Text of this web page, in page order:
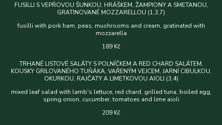
FUSILLI S VEPŘOVOU ŠUNKOU, HRÁŠKEM, ŽAMPIONY A SMETANOU,
GRATINOVANÉ MOZZARELLOU (1,3,7)
fusilli with pork ham, peas, mushrooms and cream, gratinated with
mozzarella
189 Kč
TRHANÉ LISTOVÉ SALÁTY S POLNÍČKEM A RED CHARD SALÁTEM,
KOUSKY GRILOVANÉHO TUŇÁKA, VAŘENÝM VEJCEM, JARNÍ CIBULKOU,
OKURKOU, RAJČATY A LIMETKOVOU AIOLI (3,4)
mixed leaf salad with lamb's lettuce, red chard, grilled tuna, boiled egg,
spring onion, cucumber, tomatoes and lime aioli
209 Kč